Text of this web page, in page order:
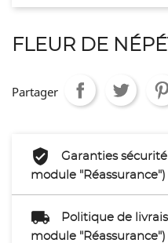
FLEUR DE
Partager
Garanties
module "Réassurance")
Politique de
module "Réassurance")